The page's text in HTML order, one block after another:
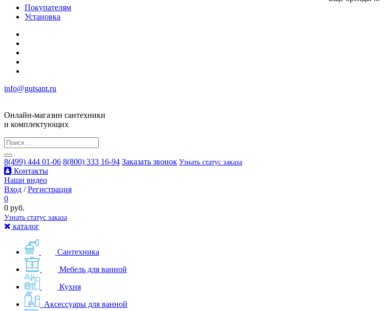
Покупателям
Установка
info@gutsant.ru
Онлайн-магазин сантехники
и комплектующих
8(499) 444 01-06 8(800) 333 16-94 Заказать звонок Узнать статус заказа
Контакты
Наши видео
Вход /Регистрация
0
0 руб.
Узнать статус заказа
каталог
Сантехника
Мебель для ванной
Кухня
Аксессуары для ванной